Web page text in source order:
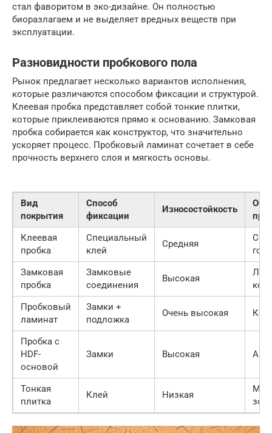
стал фаворитом в эко-дизайне. Он полностью
биоразлагаем и не выделяет вредных веществ при
эксплуатации.
Разновидности пробкового пола
Рынок предлагает несколько вариантов исполнения,
которые различаются способом фиксации и структурой.
Клеевая пробка представляет собой тонкие плитки,
которые приклеиваются прямо к основанию. Замковая
пробка собирается как конструктор, что значительно
ускоряет процесс. Пробковый ламинат сочетает в себе
прочность верхнего слоя и мягкость основы.
Вид
покрытия
Способ
фиксации
Износостойкость
Клеевая
пробка
Специальный
клей
Средняя
Замковая
пробка
Замковые
соединения
Высокая
Пробковый
ламинат
Замки +
подложка
Очень высокая
Пробка с
HDF-
основой
Замки Высокая
Тонкая
плитка
Клей Низкая